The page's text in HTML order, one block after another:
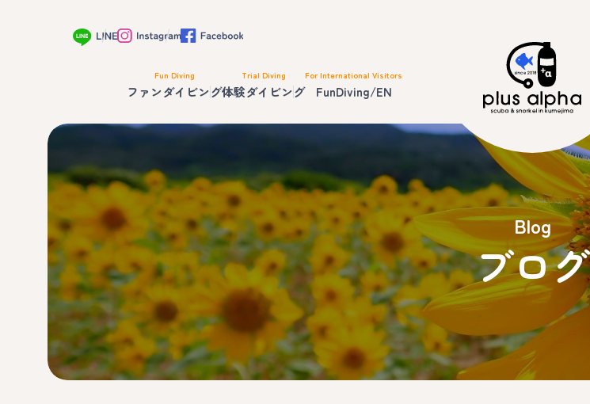
Fun Diving
ファンダイビング
Trial Diving
体験ダイビング
For International Visitors
FunDiving/EN
Blog
ブログ